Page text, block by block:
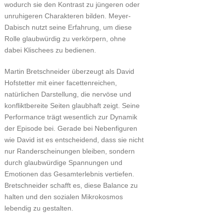
wodurch sie den Kontrast zu jüngeren oder
unruhigeren Charakteren bilden. Meyer-
Dabisch nutzt seine Erfahrung, um diese
Rolle glaubwürdig zu verkörpern, ohne
dabei Klischees zu bedienen.
Martin Bretschneider überzeugt als David
Hofstetter mit einer facettenreichen,
natürlichen Darstellung, die nervöse und
konfliktbereite Seiten glaubhaft zeigt. Seine
Performance trägt wesentlich zur Dynamik
der Episode bei. Gerade bei Nebenfiguren
wie David ist es entscheidend, dass sie nicht
nur Randerscheinungen bleiben, sondern
durch glaubwürdige Spannungen und
Emotionen das Gesamterlebnis vertiefen.
Bretschneider schafft es, diese Balance zu
halten und den sozialen Mikrokosmos
lebendig zu gestalten.